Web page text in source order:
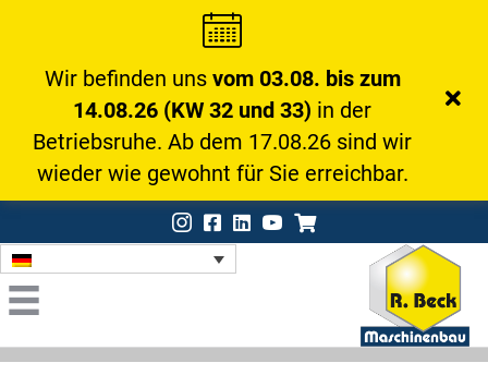
Instagram
Facebook
LinkedIn Onlineshop
Wir befinden uns vom 03.08. bis zum
14.08.26 (KW 32 und 33) in der
Betriebsruhe. Ab dem 17.08.26 sind wir
wieder wie gewohnt für Sie erreichbar.